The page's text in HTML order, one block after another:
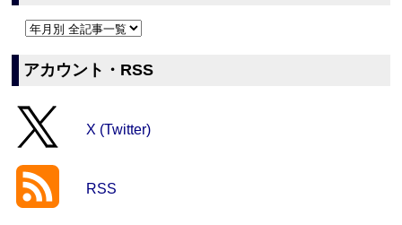
アカウント・RSS
X (Twitter)
RSS